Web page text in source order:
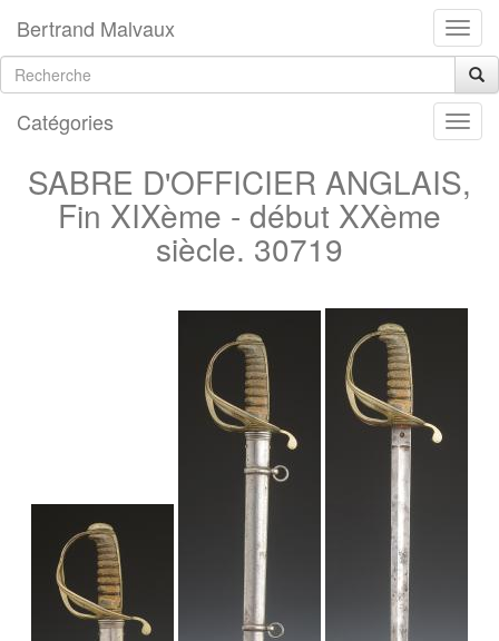
Bertrand Malvaux
Catégories
SABRE D'OFFICIER ANGLAIS,
Fin XIXème - début XXème
siècle. 30719